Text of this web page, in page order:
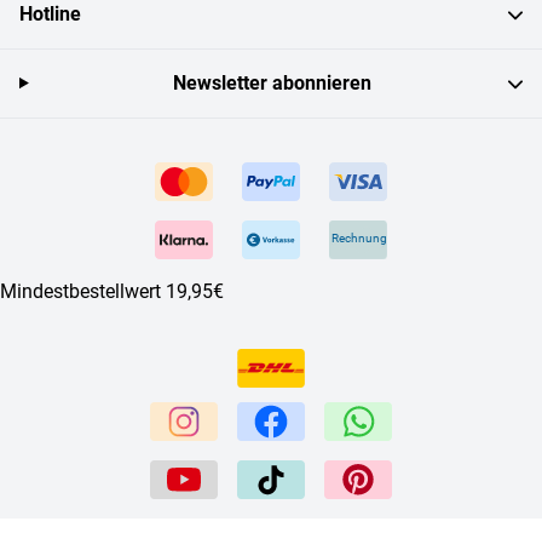
Hotline
Rechnung
Mindestbestellwert 19,95€
Newsletter abonnieren